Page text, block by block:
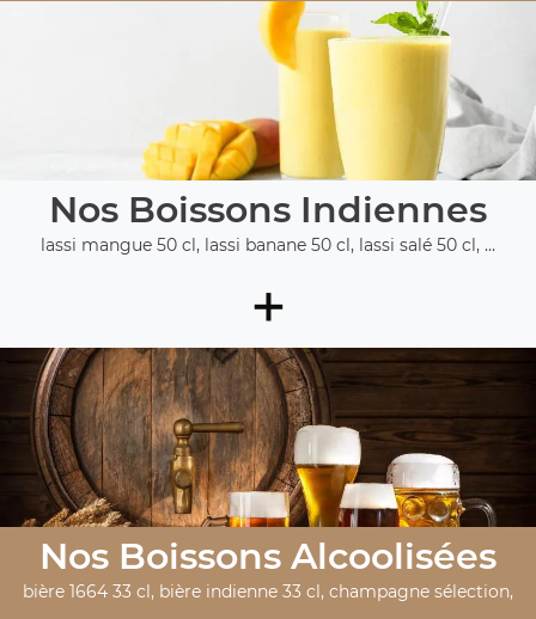
Nos Boissons Indiennes
lassi mangue 50 cl, lassi banane 50 cl, lassi salé 50 cl, ...
+
Nos Boissons Alcoolisées
bière 1664 33 cl, bière indienne 33 cl, champagne sélection,